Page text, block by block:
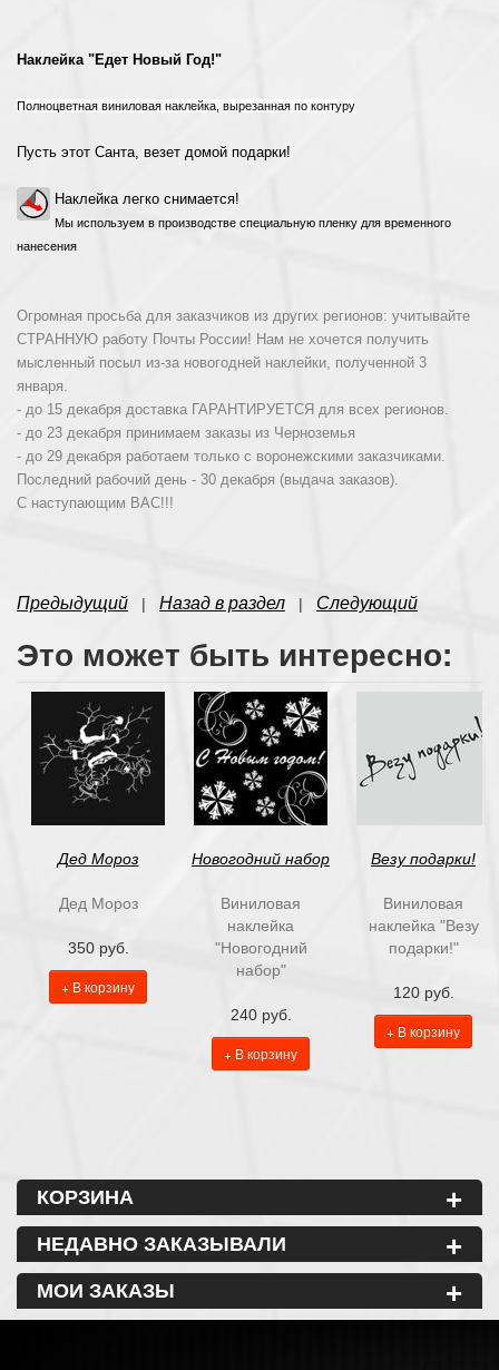
Наклейка "Едет Новый Год!"
Полноцветная виниловая наклейка, вырезанная по контуру
Пусть этот Санта, везет домой подарки!
Наклейка легко снимается!
Мы используем в производстве специальную пленку для временного
нанесения
Огромная просьба для заказчиков из других регионов: учитывайте
СТРАННУЮ работу Почты России! Нам не хочется получить
мысленный посыл из-за новогодней наклейки, полученной 3
января.
- до 15 декабря доставка ГАРАНТИРУЕТСЯ для всех регионов.
- до 23 декабря принимаем заказы из Черноземья
- до 29 декабря работаем только с воронежскими заказчиками.
Последний рабочий день - 30 декабря (выдача заказов).
С наступающим ВАС!!!
Предыдущий | Назад в раздел | Следующий
Это может быть интересно:
Дед Мороз
Дед Мороз
350 руб.
+ В корзину
Новогодний набор
Виниловая
наклейка
"Новогодний
набор"
240 руб.
+ В корзину
Везу подарки!
Виниловая
наклейка "Везу
подарки!"
120 руб.
+ В корзину
КОРЗИНА +
НЕДАВНО ЗАКАЗЫВАЛИ +
МОИ ЗАКАЗЫ +